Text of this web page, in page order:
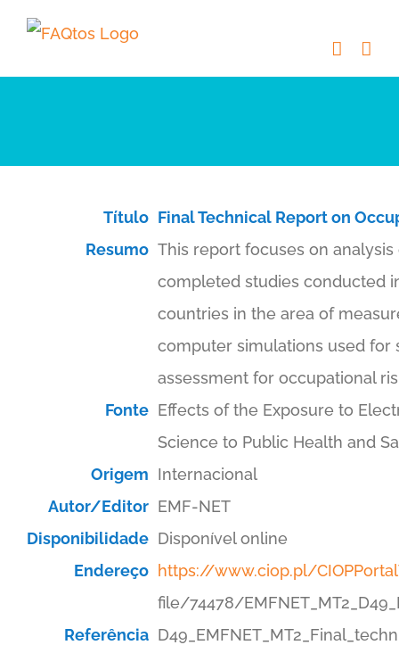
Skip
content
Título Final Technical Report on
Resumo This report focuses on
completed studies conducted
countries in the area of
computer simulations used for
assessment for occupational
Fonte Effects of the Exposure to
Science to Public Health and
Origem Internacional
Autor/Editor EMF-NET
Disponibilidade Disponível online
Endereço https://www.ciop.pl/
file/74478/
Referência